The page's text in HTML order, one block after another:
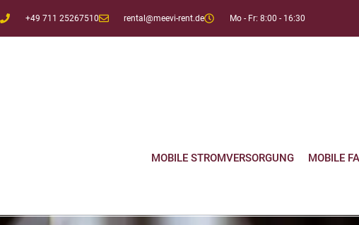
+49 711 25267510 rental@meevi-rent.de Mo - Fr: 8:00 - 16:30
MOBILE STROMVERSORGUNG MOBILE